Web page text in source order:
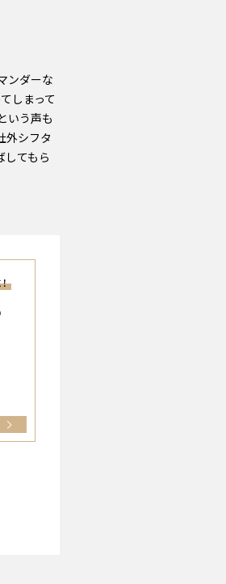
ンダーな
しまって
いう声も
外シフタ
してもら